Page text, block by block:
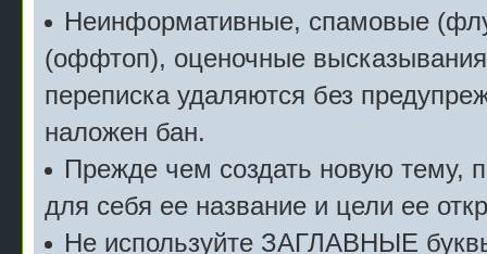
Неинформативные, спамовые
(оффтоп), оценочные
переписка удаляются без
наложен бан.
Прежде чем создать новую тему,
для себя ее название и цели ее
Не используйте ЗАГЛАВНЫЕ